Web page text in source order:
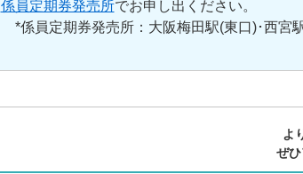
係員定期券発売所でお申し出ください。
*係員定期券発売所：大阪梅田駅(東口)･西宮
よ
ぜ